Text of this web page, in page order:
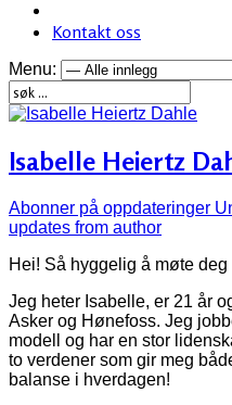
Kontakt oss
Menu:
Isabelle Heiertz
Abonner på oppdateringer
updates from author
Hei! Så hyggelig å møte deg
Jeg heter Isabelle, er 21 år
Asker og Hønefoss. Jeg
modell og har en stor
to verdener som gir meg
balanse i hverdagen!